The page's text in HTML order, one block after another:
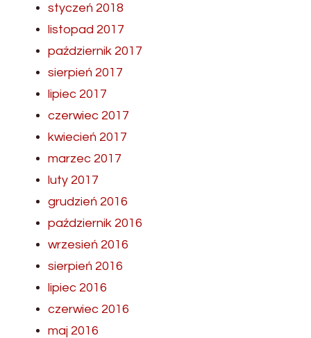
styczeń 2018
listopad 2017
październik 2017
sierpień 2017
lipiec 2017
czerwiec 2017
kwiecień 2017
marzec 2017
luty 2017
grudzień 2016
październik 2016
wrzesień 2016
sierpień 2016
lipiec 2016
czerwiec 2016
maj 2016